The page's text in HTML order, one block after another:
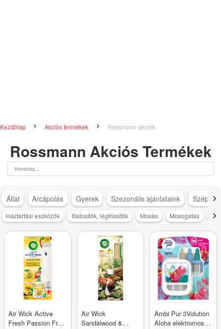
Kezdőlap Akciós termékek Rossmann akciók
Rossmann Akciós Termékek
Állat Arcápolás Gyerek Szezonális ajánlataink
Háztartási eszközök Illatosítók, légfrissítők Mosás Mosogatás
Air Wick Active
Fresh Passion Fruit
Air Wick
Sandalwood &
Ambi Pur 3Volution
Aloha elektromos